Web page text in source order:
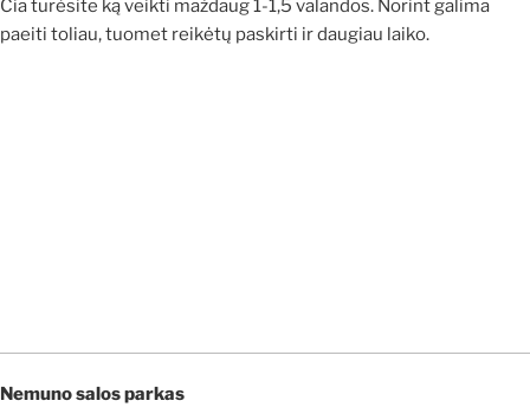
Čia turėsite ką veikti maždaug 1-1,5 valandos. Norint galima
paeiti toliau, tuomet reikėtų paskirti ir daugiau laiko.
Nemuno salos parkas